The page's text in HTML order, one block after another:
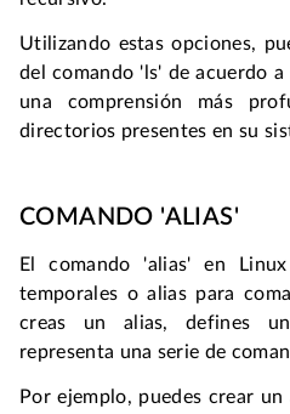
Utilizando estas opciones,
del comando 'ls' de acuerdo
una comprensión más
directorios presentes en su
COMANDO 'ALIAS'
El comando 'alias' en
temporales o alias para
creas un alias, defines
representa una serie de
Por ejemplo, puedes crear